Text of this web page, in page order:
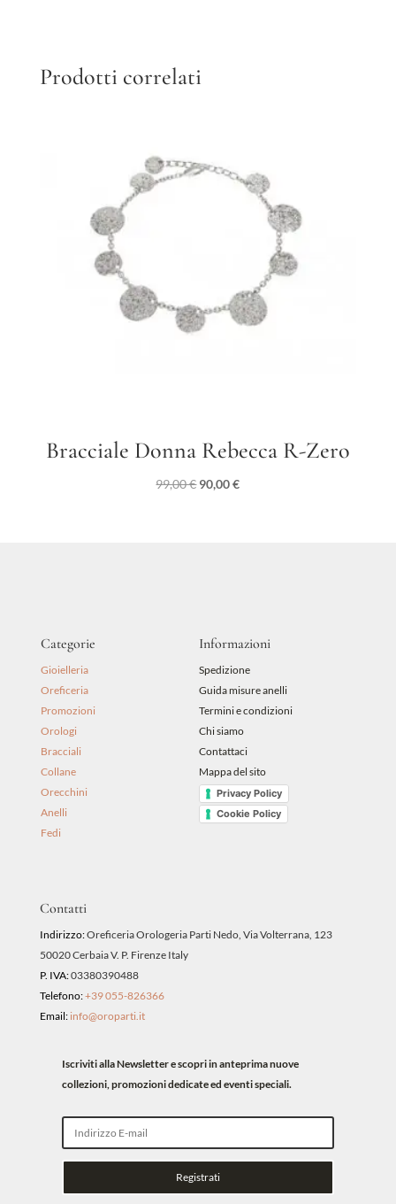
Prodotti correlati
Bracciale Donna Rebecca R-Zero
99,00€ Il
90,00€Il
Categorie
Gioielleria
Oreficeria
Promozioni
Orologi
Bracciali
Collane
Orecchini
Anelli
Fedi
Informazioni
Spedizione
Guida misure anelli
Termini e condizioni
Chi siamo
Contattaci
Mappa del sito
Privacy Policy
Cookie Policy
Contatti
Indirizzo:Oreficeria Orologeria Parti Nedo, Via Volterrana, 123
50020 Cerbaia V. P. Firenze Italy
P. IVA:03380390488
Telefono:+39 055-826366
Email: info@oroparti.it
Iscriviti alla Newsletter e scopri in anteprima nuove
collezioni, promozioni dedicate ed eventi speciali.
Registrati